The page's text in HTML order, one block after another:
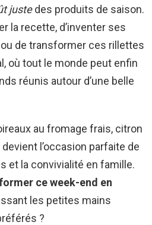
justedes produits de saison.
la recette, d’inventer ses
de transformer ces rillettes
où tout le monde peut enfin
réunis autour d’une belle
au fromage frais, citron
l’occasion parfaite de
et la convivialité en famille.
ce week-end en
les petites mains
?